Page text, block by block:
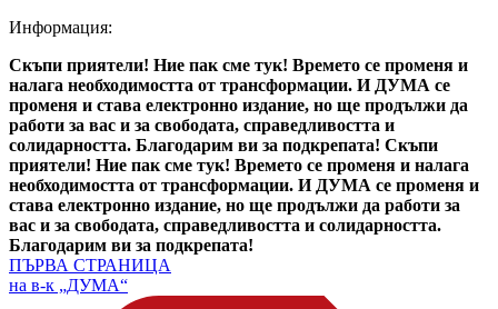
Информация:
Скъпи приятели! Ние пак сме тук! Времето се променя и
налага необходимостта от трансформации. И ДУМА се
променя и става електронно издание, но ще продължи да
работи за вас и за свободата, справедливостта и
солидарността. Благодарим ви за подкрепата! Скъпи
приятели! Ние пак сме тук! Времето се променя и налага
необходимостта от трансформации. И ДУМА се променя и
става електронно издание, но ще продължи да работи за
вас и за свободата, справедливостта и солидарността.
Благодарим ви за подкрепата!
ПЪРВА СТРАНИЦА
на в-к „ДУМА“